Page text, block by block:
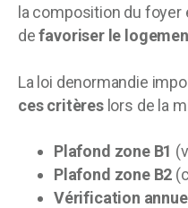
la composition du foyer
defavoriser le
La loi denormandie
ces critèreslors de la
Plafond zone B1
Plafond zone B2
Vérification